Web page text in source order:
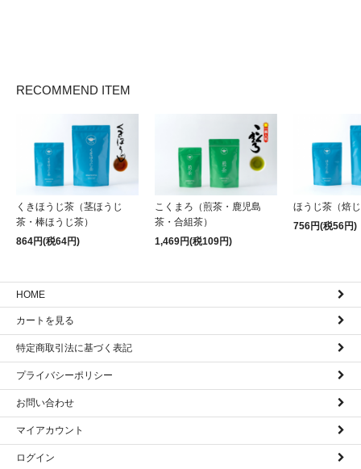
RECOMMEND ITEM
くきほうじ茶（茎ほうじ
茶・棒ほうじ茶）
864円(税64円)
こくまろ（煎茶・鹿児島
茶・合組茶）
1,469円(税109円)
ほうじ茶（焙
756円(税56円)
HOME
カートを見る
特定商取引法に基づく表記
プライバシーポリシー
お問い合わせ
マイアカウント
ログイン